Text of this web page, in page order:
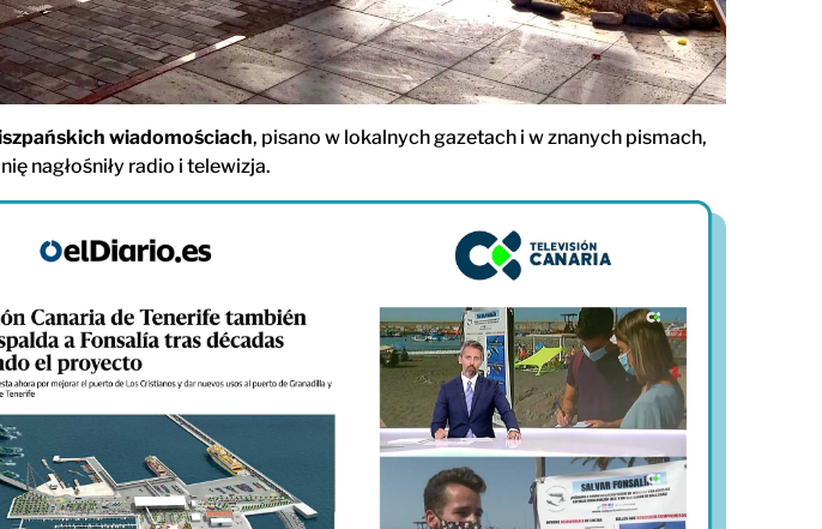
wiadomościach, pisano w lokalnych gazetach i w znanych pismach,
nagłośniły radio i telewizja.